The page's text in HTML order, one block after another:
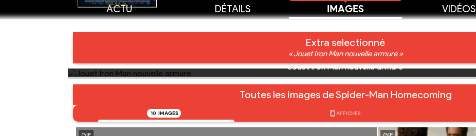
ACTU DÉTAILS IMAGES VIDÉOS
Extra selectionné
« Jouet Iron Man nouvelle armure »
Jouet Iron Man nouvelle armure
Toutes les images de Spider-Man Homecoming
10 IMAGES 4 AFFICHES